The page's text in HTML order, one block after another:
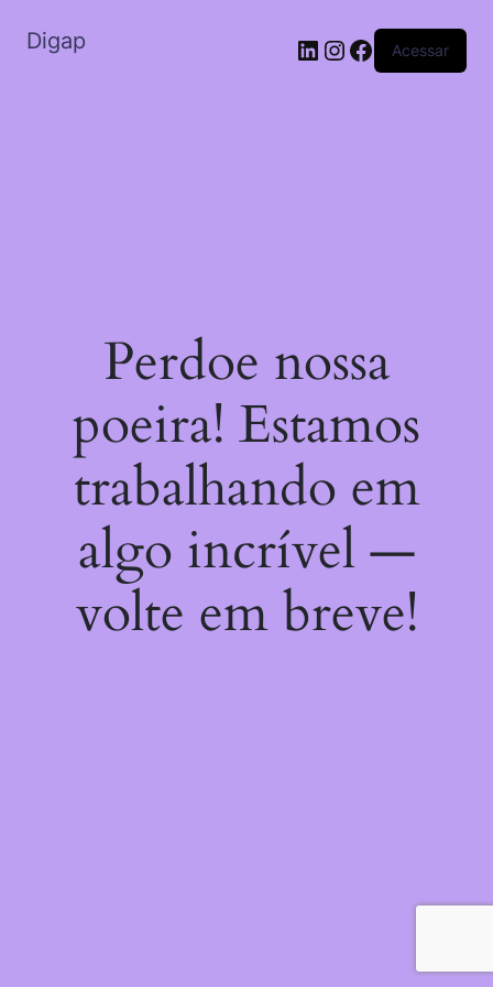
Digap Acessar
Perdoe nossa
poeira! Estamos
trabalhando em
algo incrível —
volte em breve!